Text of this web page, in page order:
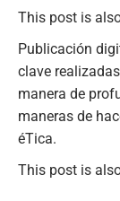
This post is
Publicación
clave
manera de
maneras de
éTica.
This post is